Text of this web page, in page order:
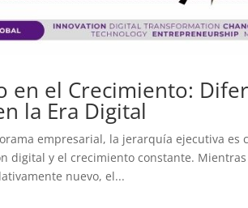
en el Crecimiento:
la Era Digital
empresarial, la jerarquía ejecutiva
digital y el crecimiento constante.
nuevo, el...